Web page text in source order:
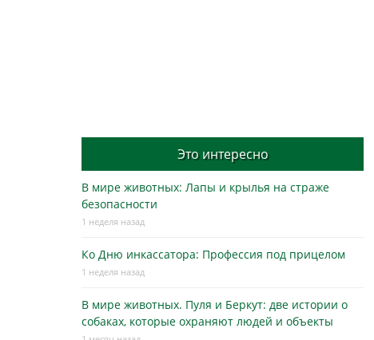
Это интересно
В мире животных: Лапы и крылья на страже
безопасности
1 неделя назад
Ко Дню инкассатора: Профессия под прицелом
1 неделя назад
В мире животных. Пуля и Беркут: две истории о
собаках, которые охраняют людей и объекты